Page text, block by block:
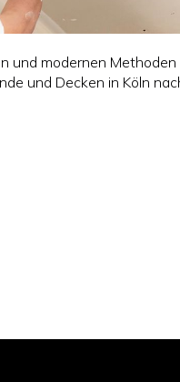
und modernen Methoden
und Decken in Köln